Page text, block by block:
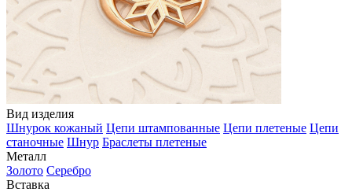
Вид изделия
Шнурок кожаный Цепи штампованные Цепи плетеные Цепи
станочные Шнур Браслеты плетеные
Металл
Золото Серебро
Вставка